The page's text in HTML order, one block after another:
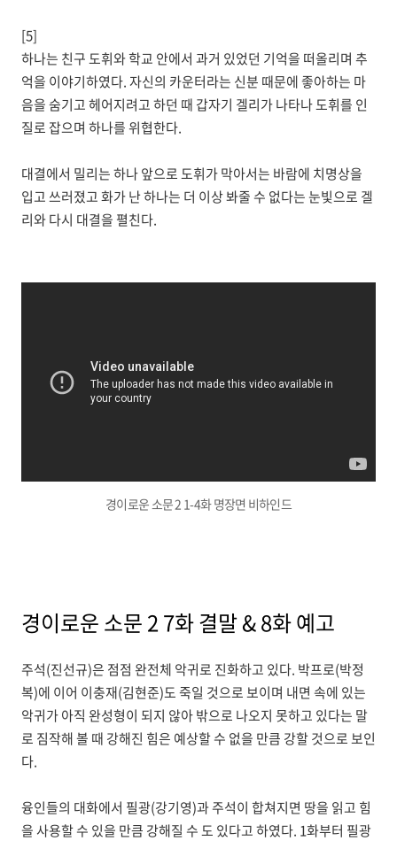
[5]
하나는 친구 도휘와 학교 안에서 과거 있었던 기억을 떠올리며 추
억을 이야기하였다. 자신의 카운터라는 신분 때문에 좋아하는 마
음을 숨기고 헤어지려고 하던 때 갑자기 겔리가 나타나 도휘를 인
질로 잡으며 하나를 위협한다.
대결에서 밀리는 하나 앞으로 도휘가 막아서는 바람에 치명상을
입고 쓰러졌고 화가 난 하나는 더 이상 봐줄 수 없다는 눈빛으로 겔
리와 다시 대결을 펼친다.
경이로운 소문 2 1-4화 명장면 비하인드
경이로운 소문 2 7화 결말 & 8화 예고
주석(진선규)은 점점 완전체 악귀로 진화하고 있다. 박프로(박정
복)에 이어 이충재(김현준)도 죽일 것으로 보이며 내면 속에 있는
악귀가 아직 완성형이 되지 않아 밖으로 나오지 못하고 있다는 말
로 짐작해 볼 때 강해진 힘은 예상할 수 없을 만큼 강할 것으로 보인
다.
융인들의 대화에서 필광(강기영)과 주석이 합쳐지면 땅을 읽고 힘
을 사용할 수 있을 만큼 강해질 수 도 있다고 하였다. 1화부터 필광